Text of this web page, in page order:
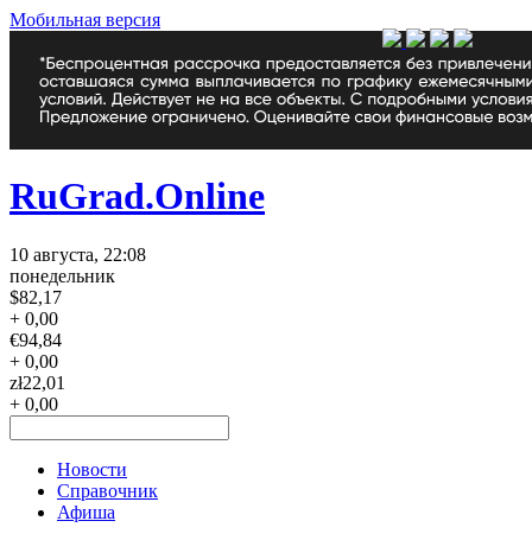
Мобильная версия
RuGrad.Online
10 августа, 22:08
понедельник
$82,17
+ 0,00
€94,84
+ 0,00
zł22,01
+ 0,00
Новости
Справочник
Афиша